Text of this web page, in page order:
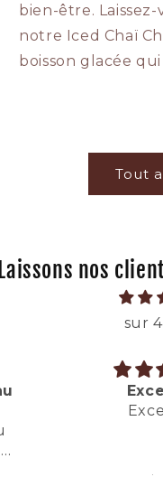
bien-être.
notre Iced Chaï
boisson glacée qui
Tout
Laissons nos
sur